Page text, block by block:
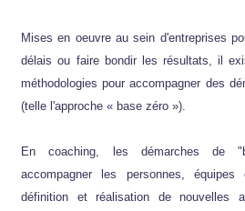
Mises en oeuvre au sein d'entreprises
délais ou faire bondir les résultats, il
méthodologies pour accompagner des
(telle l'approche « base zéro »).
En coaching, les démarches de
accompagner les personnes,
définition et réalisation de nouvelles